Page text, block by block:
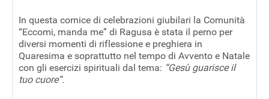
In questa cornice di celebrazioni giubilari la Comunità
“Eccomi, manda me” di Ragusa è stata il perno per
diversi momenti di riflessione e preghiera in
Quaresima e soprattutto nel tempo di Avvento e Natale
con gli esercizi spirituali dal tema: “Gesù guarisce il
tuo cuore”.